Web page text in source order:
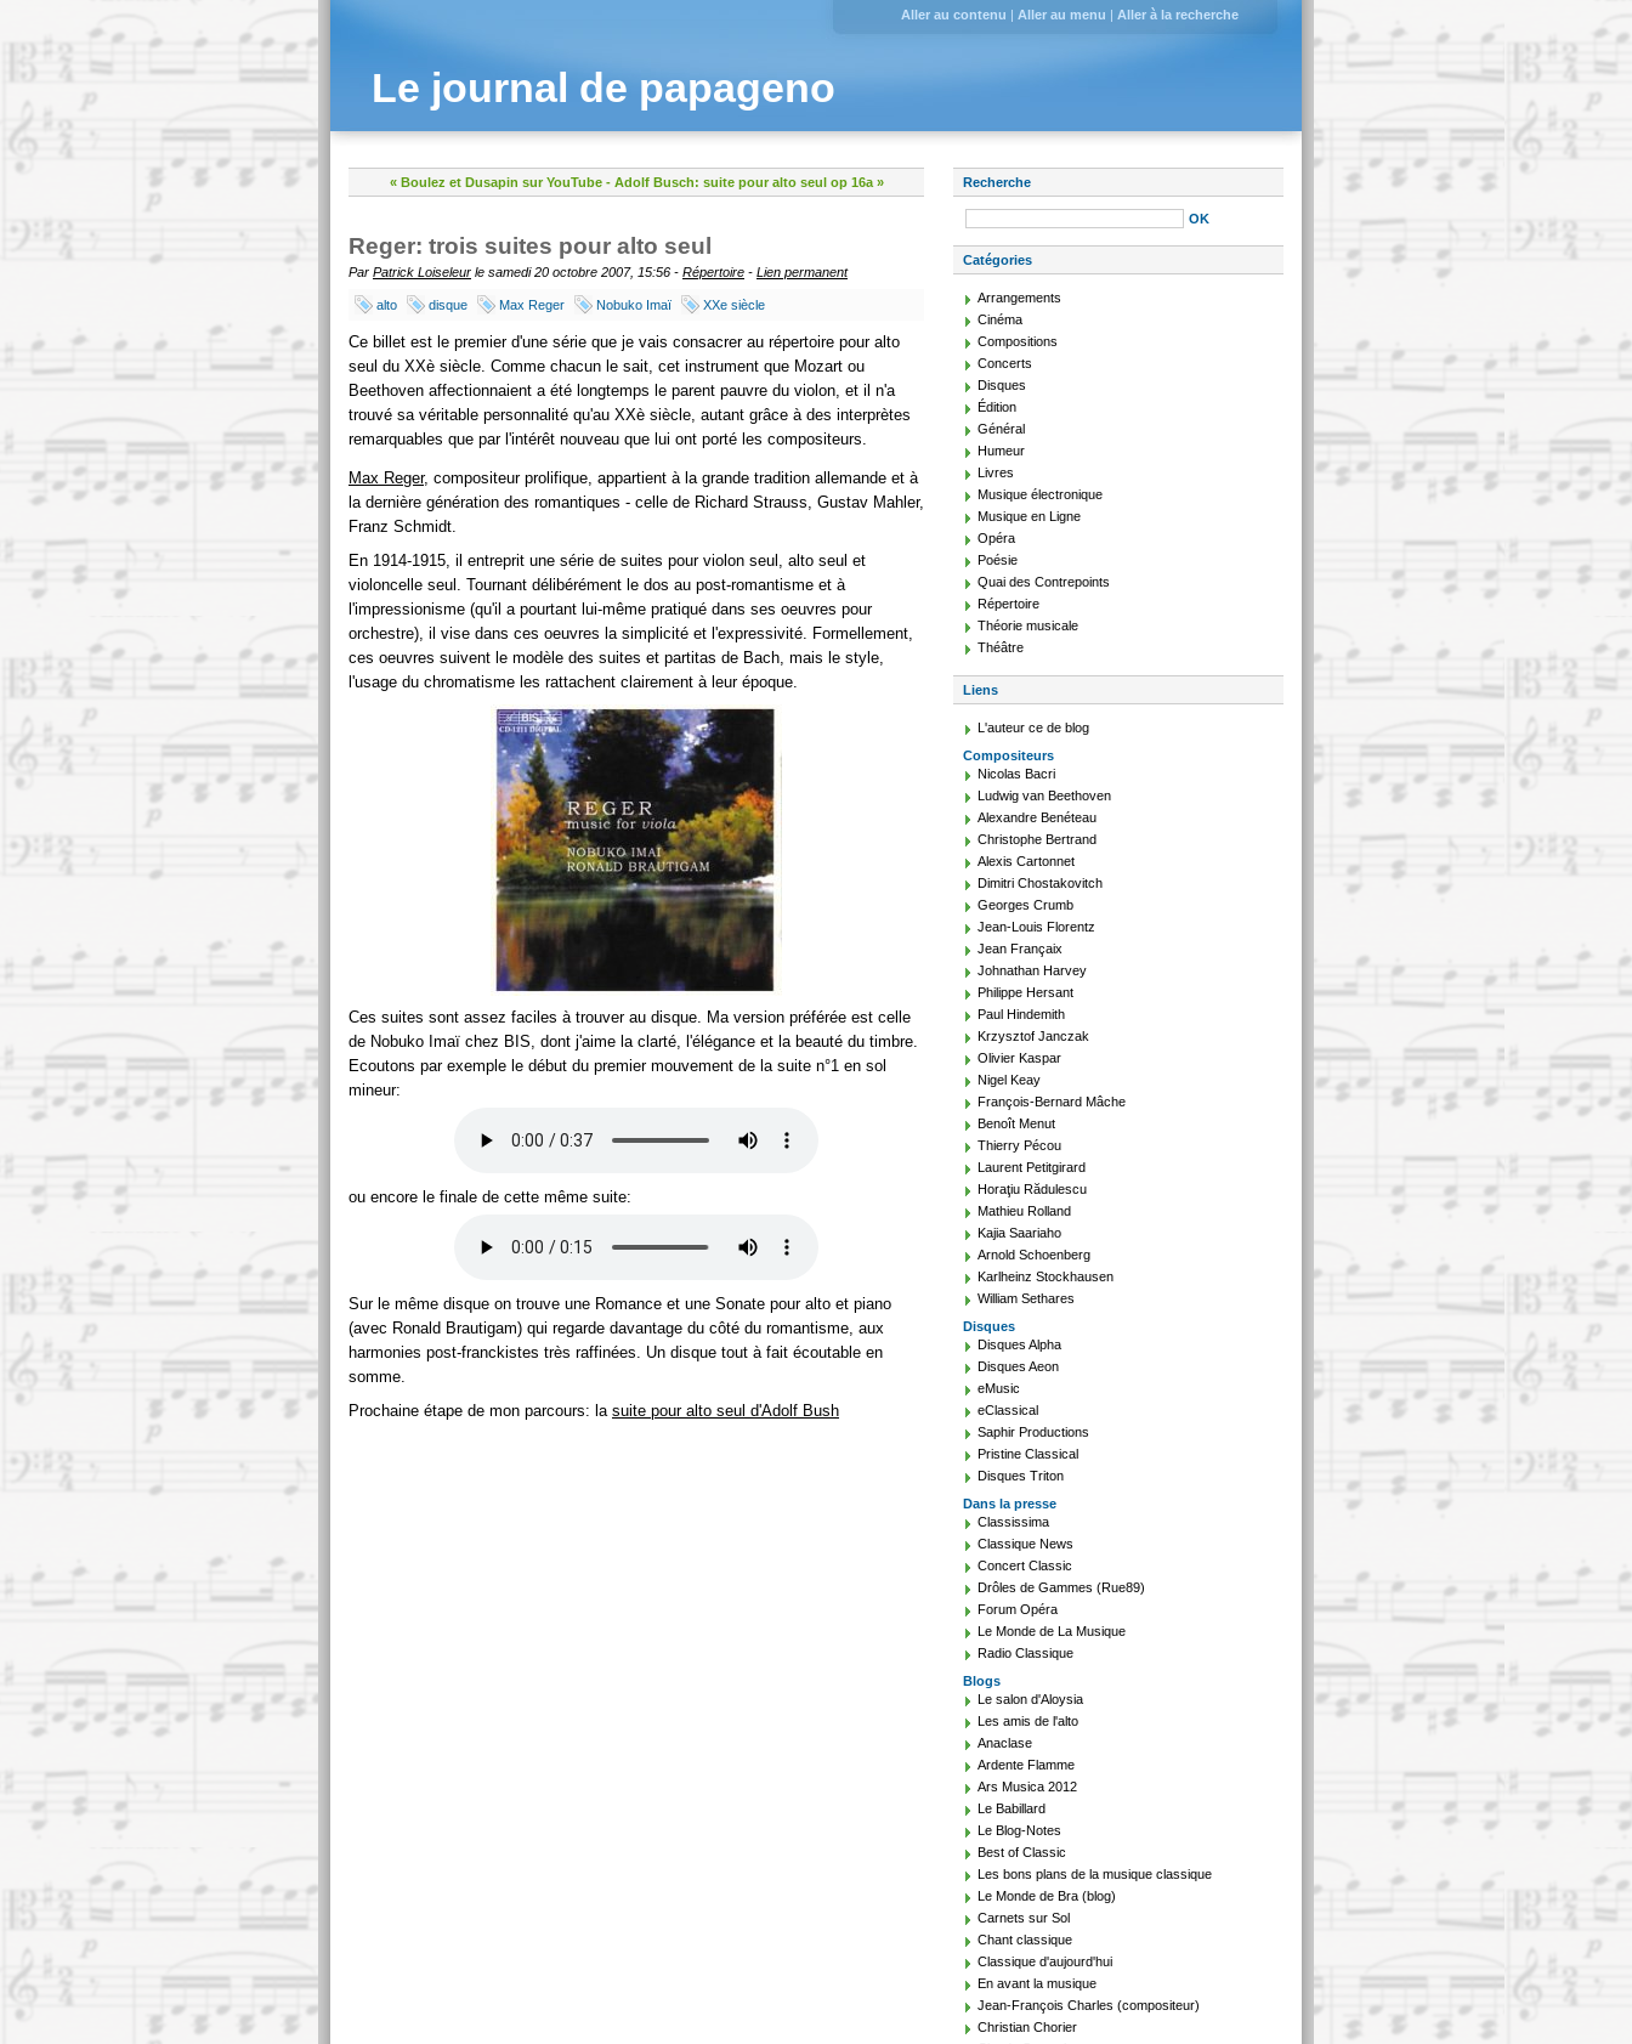
Le journal de papageno
Aller au contenu | Aller au menu | Aller à la recherche
« Boulez et Dusapin sur YouTube - Adolf Busch: suite pour alto seul op 16a »
Reger: trois suites pour alto seul
Par Patrick Loiseleur le samedi 20 octobre 2007, 15:56 - Répertoire - Lien permanent
alto disque Max Reger Nobuko Imaï XXe siècle
Ce billet est le premier d'une série que je vais consacrer au répertoire pour alto
seul du XXè siècle. Comme chacun le sait, cet instrument que Mozart ou
Beethoven affectionnaient a été longtemps le parent pauvre du violon, et il n'a
trouvé sa véritable personnalité qu'au XXè siècle, autant grâce à des interprètes
remarquables que par l'intérêt nouveau que lui ont porté les compositeurs.
Max Reger, compositeur prolifique, appartient à la grande tradition allemande et à
la dernière génération des romantiques - celle de Richard Strauss, Gustav Mahler,
Franz Schmidt.
En 1914-1915, il entreprit une série de suites pour violon seul, alto seul et
violoncelle seul. Tournant délibérément le dos au post-romantisme et à
l'impressionisme (qu'il a pourtant lui-même pratiqué dans ses oeuvres pour
orchestre), il vise dans ces oeuvres la simplicité et l'expressivité. Formellement,
ces oeuvres suivent le modèle des suites et partitas de Bach, mais le style,
l'usage du chromatisme les rattachent clairement à leur époque.
Ces suites sont assez faciles à trouver au disque. Ma version préférée est celle
de Nobuko Imaï chez BIS, dont j'aime la clarté, l'élégance et la beauté du timbre.
Ecoutons par exemple le début du premier mouvement de la suite n°1 en sol
mineur:
ou encore le finale de cette même suite:
Sur le même disque on trouve une Romance et une Sonate pour alto et piano
(avec Ronald Brautigam) qui regarde davantage du côté du romantisme, aux
harmonies post-franckistes très raffinées. Un disque tout à fait écoutable en
somme.
Prochaine étape de mon parcours: la suite pour alto seul d'Adolf Bush
Recherche
Catégories
Arrangements
Cinéma
Compositions
Concerts
Disques
Édition
Général
Humeur
Livres
Musique électronique
Musique en Ligne
Opéra
Poésie
Quai des Contrepoints
Répertoire
Théorie musicale
Théâtre
Liens
L'auteur ce de blog
Compositeurs
Nicolas Bacri
Ludwig van Beethoven
Alexandre Benéteau
Christophe Bertrand
Alexis Cartonnet
Dimitri Chostakovitch
Georges Crumb
Jean-Louis Florentz
Jean Françaix
Johnathan Harvey
Philippe Hersant
Paul Hindemith
Krzysztof Janczak
Olivier Kaspar
Nigel Keay
François-Bernard Mâche
Benoît Menut
Thierry Pécou
Laurent Petitgirard
Horaţiu Rădulescu
Mathieu Rolland
Kajia Saariaho
Arnold Schoenberg
Karlheinz Stockhausen
William Sethares
Disques
Disques Alpha
Disques Aeon
eMusic
eClassical
Saphir Productions
Pristine Classical
Disques Triton
Dans la presse
Classissima
Classique News
Concert Classic
Drôles de Gammes (Rue89)
Forum Opéra
Le Monde de La Musique
Radio Classique
Blogs
Le salon d'Aloysia
Les amis de l'alto
Anaclase
Ardente Flamme
Ars Musica 2012
Le Babillard
Le Blog-Notes
Best of Classic
Les bons plans de la musique classique
Le Monde de Bra (blog)
Carnets sur Sol
Chant classique
Classique d'aujourd'hui
En avant la musique
Jean-François Charles (compositeur)
Christian Chorier